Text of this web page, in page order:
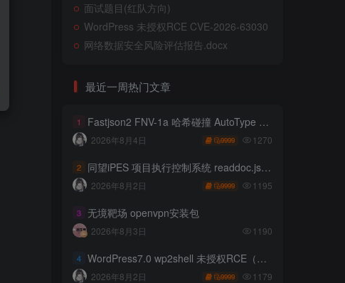
面试题目(红队方向)
WordPress 未授权RCE CVE-2026-63030
网络数据安全风险评估报告.docx
最近一周热门文章
1 Fastjson2 FNV-1a 哈希碰撞 AutoType 绕过远程代码执行
2026年8月4日 9999 1270
2 同望iPES 项目执行控制系统 readdoc.jsp存在任意文件读取
2026年8月2日 9999 1195
3 无境靶场 openvpn安装包
2026年8月3日 1190
4 WordPress7.0 wp2shell 未授权RCE（CVE-2026-63030 CVE-2026-60137）
2026年8月2日 9999 1179